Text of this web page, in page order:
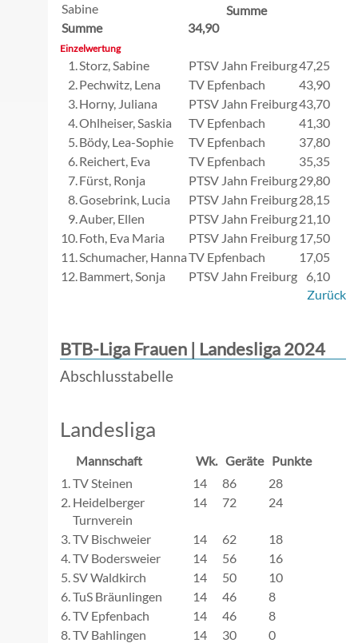
Sabine
Summe 34,90
Summe
Einzelwertung
1.Storz, Sabine PTSV Jahn Freiburg47,25
2.Pechwitz, Lena TV Epfenbach
43,90
3.Horny, Juliana PTSV Jahn Freiburg43,70
4.Ohlheiser, Saskia TV Epfenbach
41,30
5.Bödy, Lea-Sophie TV Epfenbach
37,80
6.Reichert, Eva TV Epfenbach
35,35
7.Fürst, Ronja PTSV Jahn Freiburg29,80
8.Gosebrink, Lucia PTSV Jahn Freiburg28,15
9.Auber, Ellen PTSV Jahn Freiburg21,10
10.Foth, Eva Maria PTSV Jahn Freiburg 17,50
11.Schumacher, HannaTV Epfenbach
17,05
12.Bammert, Sonja PTSV Jahn Freiburg
6,10
Zurück
BTB-Liga Frauen | Landesliga 2024
Abschlusstabelle
Landesliga
Mannschaft Wk. Geräte Punkte
1.TV Steinen 14 86
28
2. Heidelberger
Turnverein
14 72 24
3.TV Bischweier 14 62
18
4.TV Bodersweier 14 56
16
5.SV Waldkirch 14 50
10
6.TuS Bräunlingen 14 46
8
6.TV Epfenbach 14 46
8
8.TV Bahlingen 14 30 0